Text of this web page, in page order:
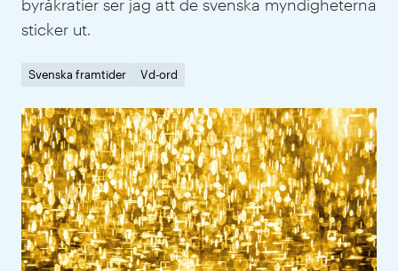
byråkratier ser jag att de svenska myndigheterna
sticker ut.
Svenska framtider Vd-ord